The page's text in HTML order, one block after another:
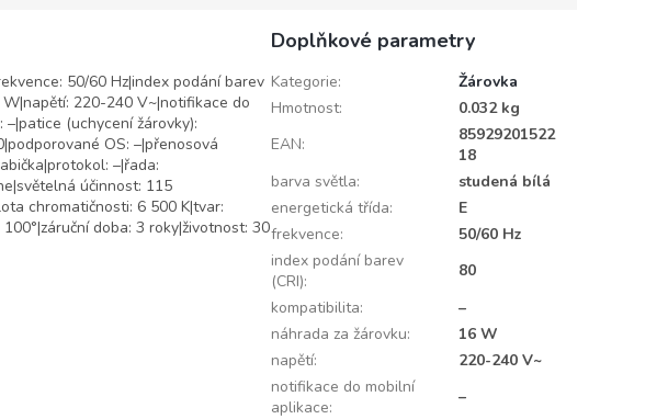
50/60 Hz|index podání barev
220-240 V~|notifikace do
(uchycení žárovky):
OS: –|přenosová
–|řada:
účinnost: 115
chromatičnosti: 6 500 K|tvar:
doba: 3 roky|životnost: 30
Doplňkové parametry
Kategorie:
Žárovka
Hmotnost:
0.032 kg
EAN:
85929201522
18
barva světla:
studená bílá
energetická třída:
E
frekvence:
50/60 Hz
index podání barev
(CRI):
80
kompatibilita:
–
náhrada za žárovku:
16 W
napětí:
220-240 V~
notifikace do mobilní
aplikace:
–